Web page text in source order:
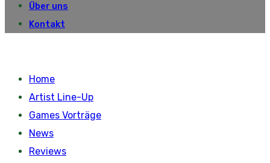
Über uns
Kontakt
Home
Artist Line-Up
Games Vorträge
News
Reviews